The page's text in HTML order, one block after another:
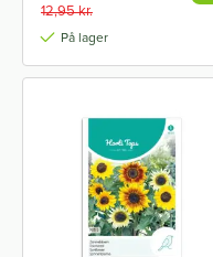
12,95 kr.
På lager